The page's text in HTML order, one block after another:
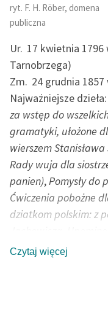
ryt. F. H. Röber, domena
publiczna
Ur. 17 kwietnia 1796
Tarnobrzega)
Zm. 24 grudnia
Najważniejsze dzieła:
za wstęp do
gramatyki, ułożone
wierszem
Rady wuja dla
panien),Pomysły do
Ćwiczenia pobożne
dziatkom polskim: z
bajki, nauczki, opisy,
Czytaj więcej